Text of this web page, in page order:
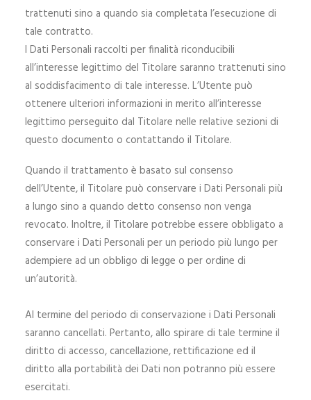
trattenuti sino a quando sia completata l’esecuzione di
tale contratto.
I Dati Personali raccolti per finalità riconducibili
all’interesse legittimo del Titolare saranno trattenuti sino
al soddisfacimento di tale interesse. L’Utente può
ottenere ulteriori informazioni in merito all’interesse
legittimo perseguito dal Titolare nelle relative sezioni di
questo documento o contattando il Titolare.
Quando il trattamento è basato sul consenso
dell’Utente, il Titolare può conservare i Dati Personali più
a lungo sino a quando detto consenso non venga
revocato. Inoltre, il Titolare potrebbe essere obbligato a
conservare i Dati Personali per un periodo più lungo per
adempiere ad un obbligo di legge o per ordine di
un’autorità.
Al termine del periodo di conservazione i Dati Personali
saranno cancellati. Pertanto, allo spirare di tale termine il
diritto di accesso, cancellazione, rettificazione ed il
diritto alla portabilità dei Dati non potranno più essere
esercitati.